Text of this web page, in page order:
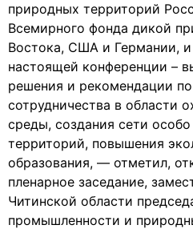
природных территорий
Всемирного фонда дикой
Востока, США и Германии,
настоящей конференции –
решения и рекомендации
сотрудничества в области
среды, создания сети
территорий, повышения
образования, — отметил,
пленарное заседание,
Читинской области
промышленности и